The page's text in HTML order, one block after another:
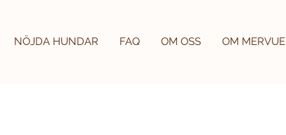
NÖJDA HUNDAR FAQ OM OSS OM MERVUE